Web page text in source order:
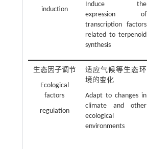
induction
Induce the
expression of
transcription factors
related to terpenoid
synthesis
生态因子调节
Ecological
factors
regulation
适应气候等生态环
境的变化
Adapt to changes in
climate and other
ecological
environments